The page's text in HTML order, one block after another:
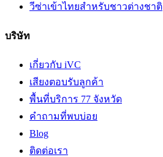
วีซ่าเข้าไทยสำหรับชาวต่างชาติ
บริษัท
เกี่ยวกับ iVC
เสียงตอบรับลูกค้า
พื้นที่บริการ 77 จังหวัด
คำถามที่พบบ่อย
Blog
ติดต่อเรา